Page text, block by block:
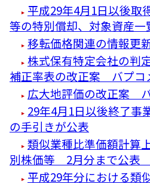
平成29年4月1日以後取
等の特別償却、対象資産一
移転価格関連の情報更
株式保有特定会社の判
補正率表の改正案 バプコ
広大地評価の改正案
29年4月1日以後終了事
の手引きが公表
類似業種比準価額計算
別株価等 2月分まで公表
平成29年分における類